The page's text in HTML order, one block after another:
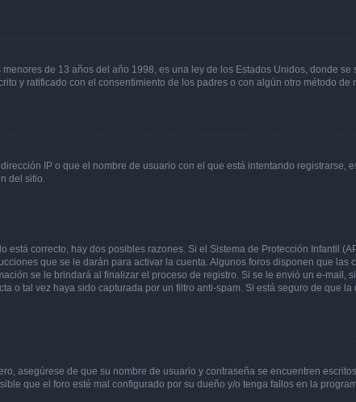
de 13 años del año 1998, es una ley de los Estados Unidos, donde
y ratificado con el consentimiento de los padres o con algún otro método
IP o que el nombre de usuario con el que está intentando registrarse,
del sitio.
está correcto, hay dos posibles razones. Si el Sistema de Protección Infantil
que se le darán para activar la cuenta. Algunos foros disponen que las
se le brindará al finalizar el proceso de registro. Si se le envió un e-mail,
o tal vez haya sido capturada por un filtro anti-spam. Si está seguro de que
asegúrese de que su nombre de usuario y contraseña se encuentren
que el foro esté mal configurado por su dueño y/o tenga fallos en la